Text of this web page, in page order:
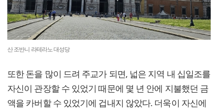
산 조반니 라테라노 대성당
또한 돈을 많이 드려 주교가 되면, 넓은 지역 내 십일조를
자신이 관장할 수 있었기 때문에 몇 년 안에 지불했던 금
액을 카버할 수 있었기에 겁내지 않았다. 더욱이 자신에